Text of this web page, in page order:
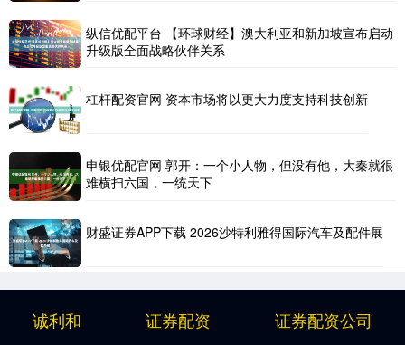
纵信优配平台 【环球财经】澳大利亚和新加坡宣布启动
升级版全面战略伙伴关系
杠杆配资官网 资本市场将以更大力度支持科技创新
申银优配官网 郭开：一个小人物，但没有他，大秦就很
难横扫六国，一统天下
财盛证券APP下载 2026沙特利雅得国际汽车及配件展
诚利和 证券配资 证券配资公司